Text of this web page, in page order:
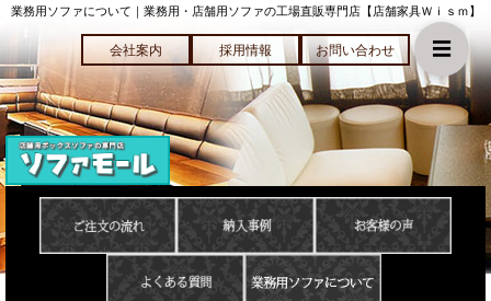
業務用ソファについて｜業務用・店舗用ソファの工場直販専門店【店舗家具Ｗｉｓｍ】
会社案内 採用情報 お問い合わせ ☰